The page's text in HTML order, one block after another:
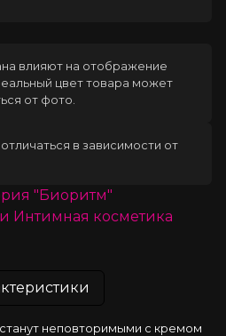
влияют на отображение
цвет товара может
от фото.
в зависимости от
"Биоритм"
Интимная косметика
неповторимыми с кремом